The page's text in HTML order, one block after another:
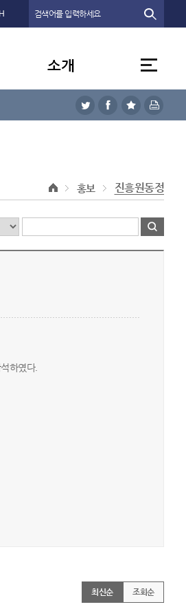
소개
홍보 진흥원동정
하였다.
최신순 조회순